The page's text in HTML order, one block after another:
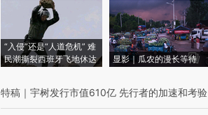
“入侵”还是“人道危机” 难
民潮撕裂西班牙飞地休达
显影｜瓜农的漫长等待
特稿 ｜ 宇树发行市值610亿 先行者的加速和考验